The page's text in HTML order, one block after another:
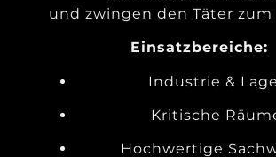
und zwingen den Täter zum
Einsatzbereiche:
Industrie &
Kritische
Hochwertige